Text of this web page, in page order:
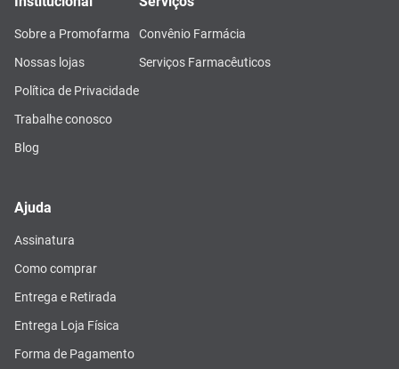
Sobre a Promofarma
Nossas lojas
Política de Privacidade
Trabalhe conosco
Blog
Convênio Farmácia
Serviços Farmacêuticos
Ajuda
Assinatura
Como comprar
Entrega e Retirada
Entrega Loja Física
Forma de Pagamento